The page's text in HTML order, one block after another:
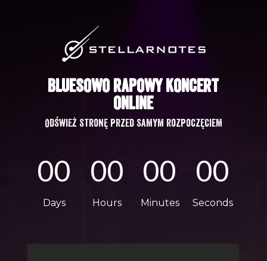
BLUESOWO RAPOWY KONCERT
ONLINE
Odśwież stronę przed samym rozpoczęciem
00
Days
00
Hours
00
Minutes
00
Seconds